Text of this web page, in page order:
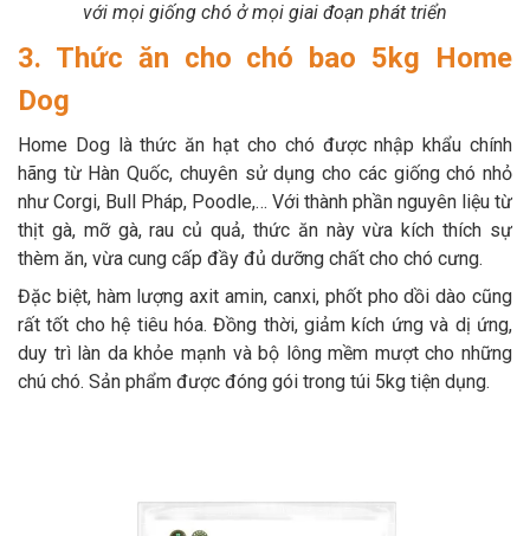
với mọi giống chó ở mọi giai đoạn phát triển
3. Thức ăn cho chó bao 5kg Home
Dog
Home Dog là thức ăn hạt cho chó được nhập khẩu chính
hãng từ Hàn Quốc, chuyên sử dụng cho các giống chó nhỏ
như Corgi, Bull Pháp, Poodle,… Với thành phần nguyên liệu từ
thịt gà, mỡ gà, rau củ quả, thức ăn này vừa kích thích sự
thèm ăn, vừa cung cấp đầy đủ dưỡng chất cho chó cưng.
Đặc biệt, hàm lượng axit amin, canxi, phốt pho dồi dào cũng
rất tốt cho hệ tiêu hóa. Đồng thời, giảm kích ứng và dị ứng,
duy trì làn da khỏe mạnh và bộ lông mềm mượt cho những
chú chó. Sản phẩm được đóng gói trong túi 5kg tiện dụng.